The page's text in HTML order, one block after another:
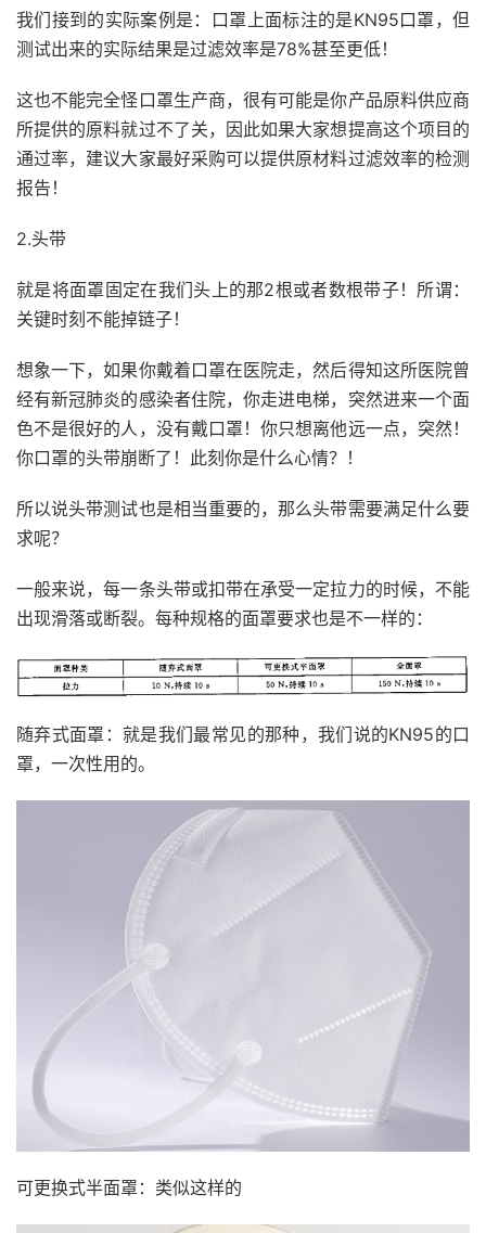
我们接到的实际案例是：口罩上面标注的是KN95口罩，但
测试出来的实际结果是过滤效率是78%甚至更低！
这也不能完全怪口罩生产商，很有可能是你产品原料供应商
所提供的原料就过不了关，因此如果大家想提高这个项目的
通过率，建议大家最好采购可以提供原材料过滤效率的检测
报告！
2.头带
就是将面罩固定在我们头上的那2根或者数根带子！所谓：
关键时刻不能掉链子！
想象一下，如果你戴着口罩在医院走，然后得知这所医院曾
经有新冠肺炎的感染者住院，你走进电梯，突然进来一个面
色不是很好的人，没有戴口罩！你只想离他远一点，突然！
你口罩的头带崩断了！此刻你是什么心情？！
所以说头带测试也是相当重要的，那么头带需要满足什么要
求呢？
一般来说，每一条头带或扣带在承受一定拉力的时候，不能
出现滑落或断裂。每种规格的面罩要求也是不一样的：
随弃式面罩：就是我们最常见的那种，我们说的KN95的口
罩，一次性用的。
可更换式半面罩：类似这样的